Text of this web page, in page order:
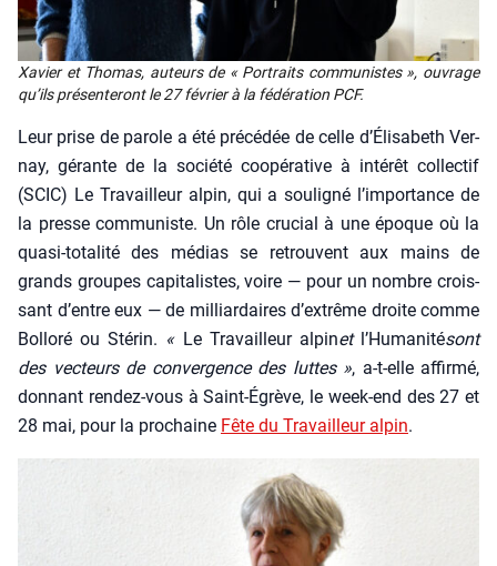
Xavier et Tho­mas, auteurs de « Por­traits com­mu­nistes », ouvrage
qu’ils pré­sen­te­ront le 27 février à la fédé­ra­tion PCF.
Leur prise de parole a été pré­cé­dée de celle d’É­li­sa­beth Ver­
nay, gérante de la socié­té coopé­ra­tive à inté­rêt col­lec­tif
(SCIC) Le Tra­vailleur alpin, qui a sou­li­gné l’im­por­tance de
la presse com­mu­niste. Un rôle cru­cial à une époque où la
qua­si-tota­li­té des médias se retrouvent aux mains de
grands groupes capi­ta­listes, voire — pour un nombre crois­
sant d’entre eux — de mil­liar­daires d’ex­trême droite comme
Bol­lo­ré ou Sté­rin. « Le Tra­vailleur alpinet l’Hu­ma­ni­tésont
des vec­teurs de conver­gence des luttes », a‑t-elle affir­mé,
don­nant ren­dez-vous à Saint-Égrève, le week-end des 27 et
28 mai, pour la pro­chaine Fête du Tra­vailleur alpin.